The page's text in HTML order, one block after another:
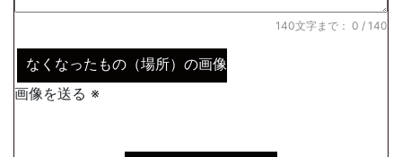
140文字まで： 0 / 140
なくなったもの（場所）の画像
画像を送る ※